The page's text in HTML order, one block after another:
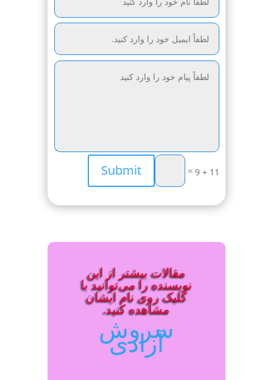
11 + 9
=
Submit
مقالات بیشتر از این
نویسنده را می‌توانید با
کلیک روی نام ایشان
مشاهده کنید.
سروش
آزادی